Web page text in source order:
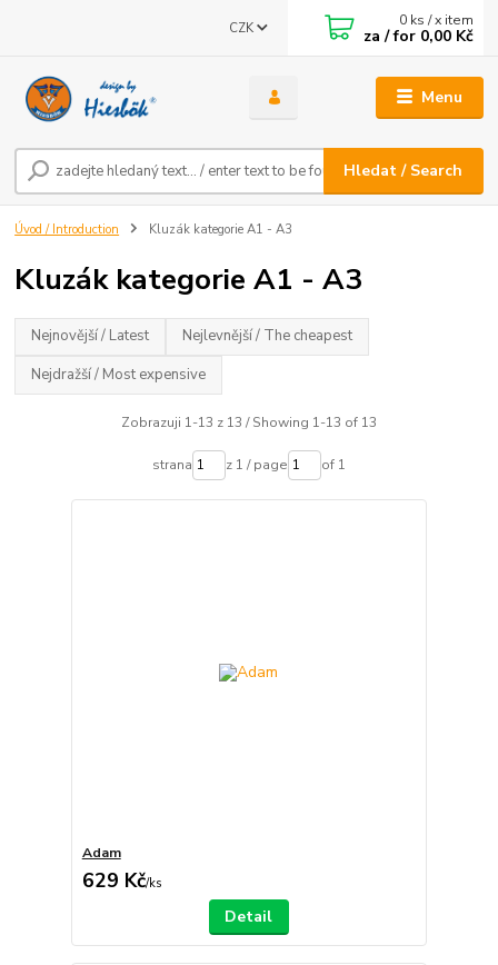
Menu
CZK
Hledat / Search
0 ks / x item
za / for 0,00 Kč
Úvod / Introduction Kluzák kategorie A1 - A3
Kluzák kategorie A1 - A3
Nejnovější / Latest
Nejlevnější / The cheapest
Nejdražší / Most expensive
Zobrazuji 1-13 z 13 / Showing 1-13 of 13
strana z 1 / page of 1
Adam
629 Kč/ks
Detail